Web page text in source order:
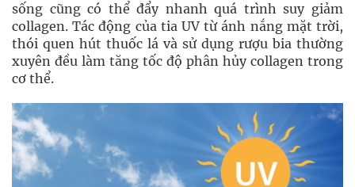
sống cũng có thể đẩy nhanh quá trình suy giảm
collagen. Tác động của tia UV từ ánh nắng mặt trời,
thói quen hút thuốc lá và sử dụng rượu bia thường
xuyên đều làm tăng tốc độ phân hủy collagen trong
cơ thể.